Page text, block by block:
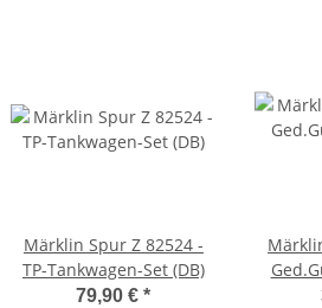
Märklin Spur Z 82524 -
TP-Tankwagen-Set (DB)
79,90 €*